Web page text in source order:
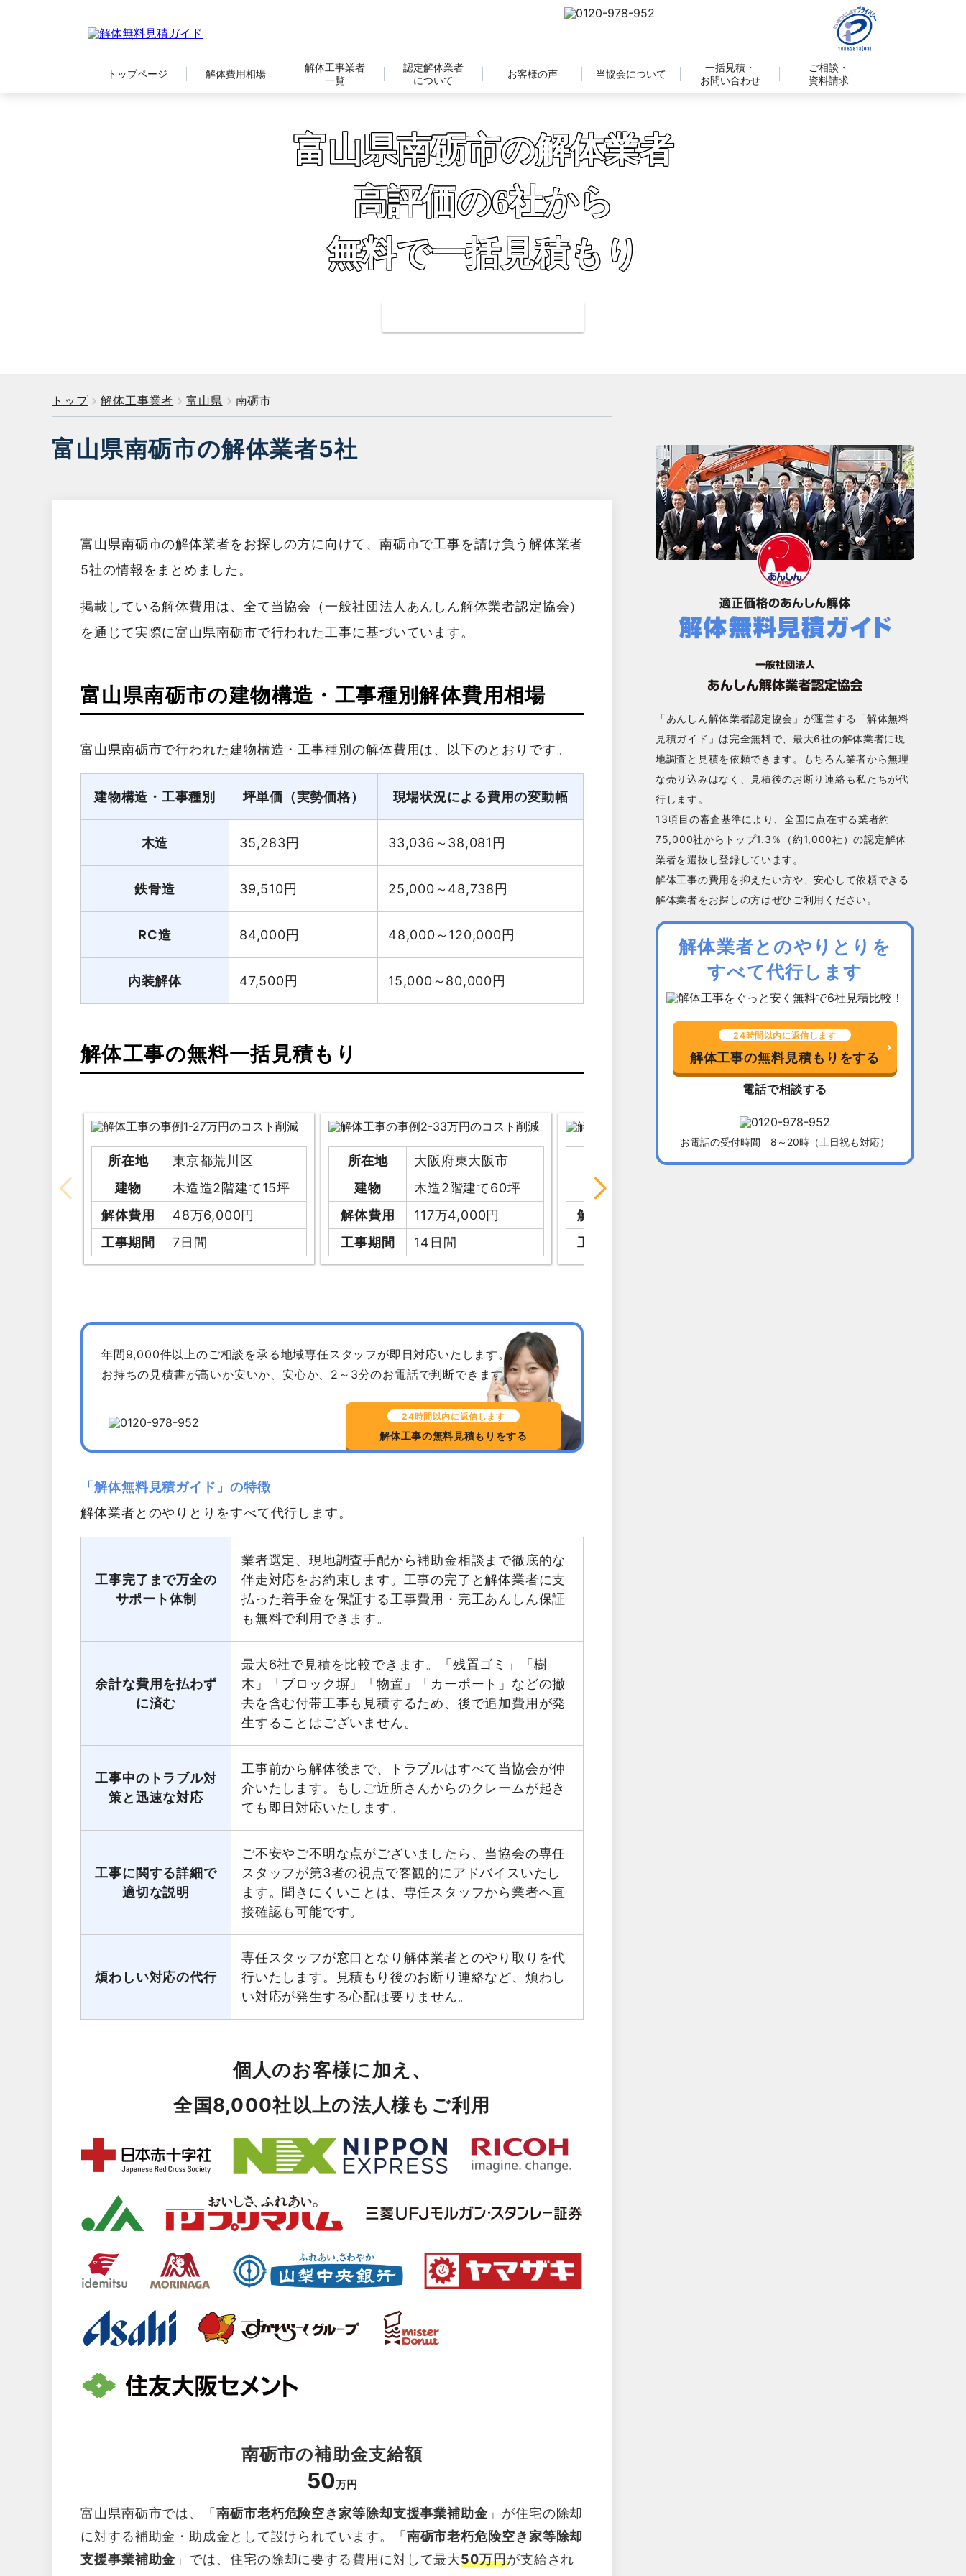
トップページ 解体費用相場
解体工事業者
一覧
認定解体業者
について
お客様の声 当協会について
一括見積・
お問い合わせ
ご相談・
資料請求
富山県南砺市の解体業者
高評価の6社から
無料で一括見積もり
トップ 解体工事業者 富山県 南砺市
富山県南砺市の解体業者5社
富山県南砺市の解体業者をお探しの方に向けて、南砺市で工事を請け負う解体業者
5社の情報をまとめました。
掲載している解体費用は、全て当協会（一般社団法人あんしん解体業者認定協会）
を通じて実際に富山県南砺市で行われた工事に基づいています。
富山県南砺市の建物構造・工事種別解体費用相場
富山県南砺市で行われた建物構造・工事種別の解体費用は、以下のとおりです。
建物構造・工事種別 坪単価（実勢価格） 現場状況による費用の変動幅
木造 35,283円 33,036～38,081 円
鉄骨造 39,510円 25,000～48,738円
RC造 84,000円 48,000～120,000円
内装解体 47,500円 15,000～80,000円
解体工事の無料一括見積もり
所在地
東京都荒川区
建物
木造造2階建て15坪
解体費用
48万6,000円
工事期間
7日間
所在地
大阪府東大阪市
建物
木造2階建て60坪
解体費用
117万4,000円
工事期間
14日間
千葉県習志野市
建物
解体費用
工事期間
所在地
福岡県北九
年間9,000件以上のご相談を承る地域専任スタッフが即日対応いたします。
お持ちの見積書が高いか安いか、安心か、2～3分のお電話で判断できます。
24時間以内に返信します
解体工事の無料見積もりをする
「解体無料見積ガイド」の特徴
解体業者とのやりとりをすべて代行します。
工事完了まで万全の
サポート体制
業者選定、現地調査手配から補助金相談まで徹底的な
伴走対応をお約束します。工事の完了と解体業者に支
払った着手金を保証する工事費用・完工あんしん保証
も無料で利用できます。
余計な費用を払わず
に済む
最大6社で見積を比較できます。「残置ゴミ」「樹
木」「ブロック塀」「物置」「カーポート」などの撤
去を含む付帯工事も見積するため、後で追加費用が発
生することはございません。
工事中のトラブル対
策と迅速な対応
工事前から解体後まで、トラブルはすべて当協会が仲
介いたします。もしご近所さんからのクレームが起き
ても即日対応いたします。
工事に関する詳細で
適切な説明
ご不安やご不明な点がございましたら、当協会の専任
スタッフが第3者の視点で客観的にアドバイスいたし
ます。聞きにくいことは、専任スタッフから業者へ直
接確認も可能です。
煩わしい対応の代行
専任スタッフが窓口となり解体業者とのやり取りを代
行いたします。見積もり後のお断り連絡など、煩わし
い対応が発生する心配は要りません。
個人のお客様に加え、
全国8,000社以上の法人様もご利用
南砺市の補助金支給額
50万円
富山県南砺市では、「 南砺市老朽危険空き家等除却支援事業補助金 」が住宅の除却
に対する補助金・助成金として設けられています。「 南砺市老朽危険空き家等除却
支援事業補助金 」では、住宅の除却に要する費用に対して最大50万円が支給され
「あんしん解体業者認定協会」が運営する「解体無料
見積ガイド」は完全無料で、最大6社の解体業者に現
地調査と見積を依頼できます。もちろん業者から無理
な売り込みはなく、見積後のお断り連絡も私たちが代
行します。
13項目の審査基準により、全国に点在する業者約
75,000社からトップ1.3％（約1,000社）の認定解体
業者を選抜し登録しています。
解体工事の費用を抑えたい方や、安心して依頼できる
解体業者をお探しの方はぜひご利用ください。
解体業者とのやりとりを
すべて代行します
24時間以内に返信します
解体工事の無料見積もりをする
電話で相談する
お電話の受付時間 8～20時（土日祝も対応）